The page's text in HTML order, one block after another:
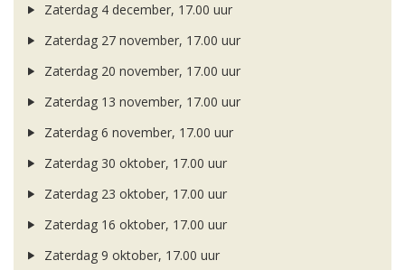
Zaterdag 4 december, 17.00 uur
Zaterdag 27 november, 17.00 uur
Zaterdag 20 november, 17.00 uur
Zaterdag 13 november, 17.00 uur
Zaterdag 6 november, 17.00 uur
Zaterdag 30 oktober, 17.00 uur
Zaterdag 23 oktober, 17.00 uur
Zaterdag 16 oktober, 17.00 uur
Zaterdag 9 oktober, 17.00 uur